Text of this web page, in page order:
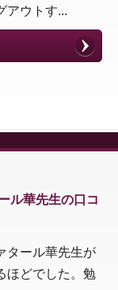
アウトす...
ル華先生の口コ
ール華先生が
ほどでした。勉